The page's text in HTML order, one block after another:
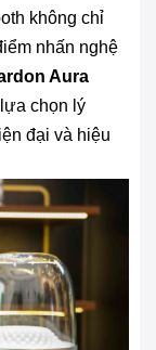
không chỉ
nhấn nghệ
Aura
chọn lý
đại và hiệu